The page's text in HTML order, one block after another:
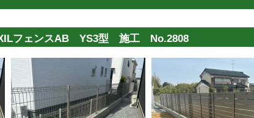
フェンスAB YS3型 施工 No.2808